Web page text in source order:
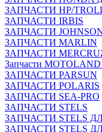
ЗАПЧАСТИ HP/
ЗАПЧАСТИ IRBIS
ЗАПЧАСТИ
ЗАПЧАСТИ MARLIN
ЗАПЧАСТИ
Запчасти
ЗАПЧАСТИ PARSUN
ЗАПЧАСТИ POLARIS
ЗАПЧАСТИ SEA-PRO
ЗАПЧАСТИ STELS
ЗАПЧАСТИ STELS
ЗАПЧАСТИ STELS